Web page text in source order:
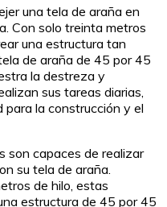
una tela de araña en
Con solo treinta metros
una estructura tan
de araña de 45 por 45
la destreza y
sus tareas diarias,
para la construcción y el
son capaces de realizar
su tela de araña.
de hilo, estas
estructura de 45 por 45